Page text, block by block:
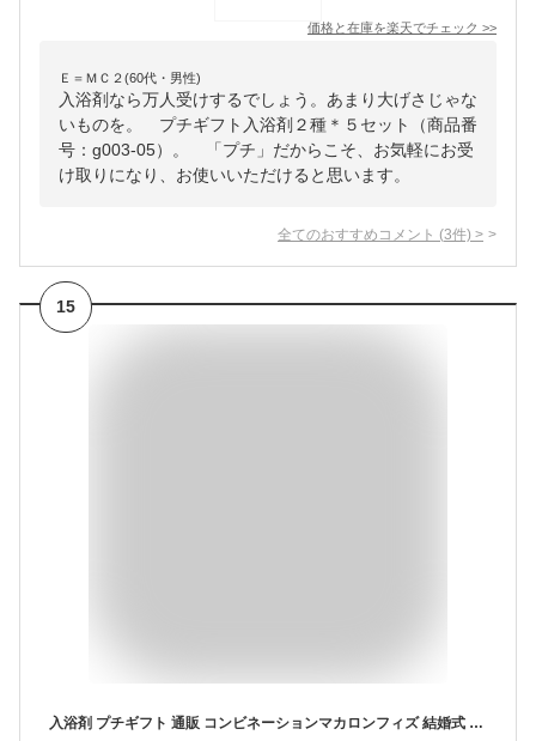
価格と在庫を楽天でチェック >>
Ｅ＝ＭＣ２(60代・男性)
入浴剤なら万人受けするでしょう。あまり大げさじゃな
いものを。 プチギフト入浴剤２種＊５セット（商品番
号：g003-05）。 「プチ」だからこそ、お気軽にお受
け取りになり、お使いいただけると思います。
全てのおすすめコメント (3件) >
15
入浴剤 プチギフト 通販 コンビネーションマカロンフィズ 結婚式 バスボム ギフト 炭酸入浴剤 バスフィズ おしゃれ かわいい 可愛い お風呂 バス用品 バスタイム ブライダル ウェディング 雑貨